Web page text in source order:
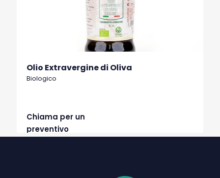
Olio Extravergine di Oliva
Biologico
Chiama per un
preventivo